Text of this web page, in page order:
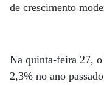
de crescimento
Na quinta-feira 27,
2,3% no ano